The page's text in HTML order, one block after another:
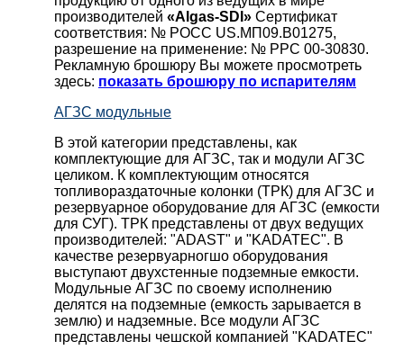
производителей «Algas-SDI» Сертификат
соответствия: № РОСС US.МП09.В01275,
разрешение на применение: № РРС 00-30830.
Рекламную брошюру Вы можете просмотреть
здесь: показать брошюру по испарителям
АГЗС модульные
В этой категории представлены, как
комплектующие для АГЗС, так и модули АГЗС
целиком. К комплектующим относятся
топливораздаточные колонки (ТРК) для АГЗС и
резервуарное оборудование для АГЗС (емкости
для СУГ). ТРК представлены от двух ведущих
производителей: "ADAST" и "KADATEC". В
качестве резервуарногшо оборудования
выступают двухстенные подземные емкости.
Модульные АГЗС по своему исполнению
делятся на подземные (емкость зарывается в
землю) и надземные. Все модули АГЗС
представлены чешской компанией "KADATEC"